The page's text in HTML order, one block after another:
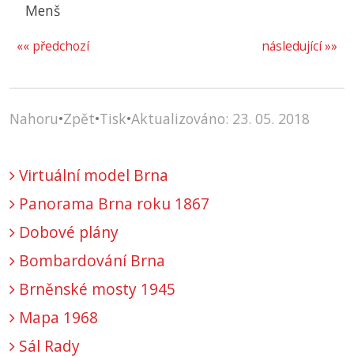
Menš
následující »»
«« předchozí
Nahoru•Zpět•Tisk•Aktualizováno: 23. 05. 2018
Virtuální model Brna
Panorama Brna roku 1867
Dobové plány
Bombardování Brna
Brněnské mosty 1945
Mapa 1968
Sál Rady